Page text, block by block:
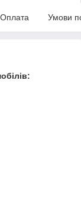
Оплата Умови